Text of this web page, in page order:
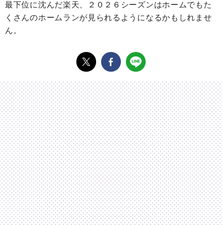
最下位に沈んだ楽天、２０２６シーズンはホームでもた
くさんのホームランが見られるようになるかもしれませ
ん。